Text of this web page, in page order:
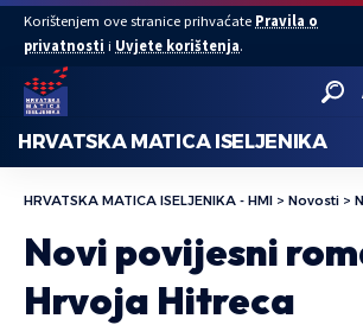
Korištenjem ove stranice prihvaćate Pravila o
privatnosti i Uvjete korištenja.
HRVATSKA MATICA ISELJENIKA
HRVATSKA MATICA ISELJENIKA - HMI > Novosti >
Novi povijesni
Hrvoja Hitreca